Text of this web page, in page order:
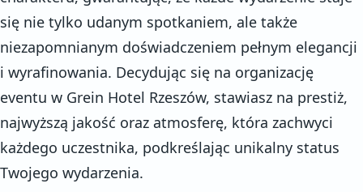
się nie tylko udanym spotkaniem, ale także
niezapomnianym doświadczeniem pełnym elegancji
i wyrafinowania. Decydując się na organizację
eventu w Grein Hotel Rzeszów, stawiasz na prestiż,
najwyższą jakość oraz atmosferę, która zachwyci
każdego uczestnika, podkreślając unikalny status
Twojego wydarzenia.